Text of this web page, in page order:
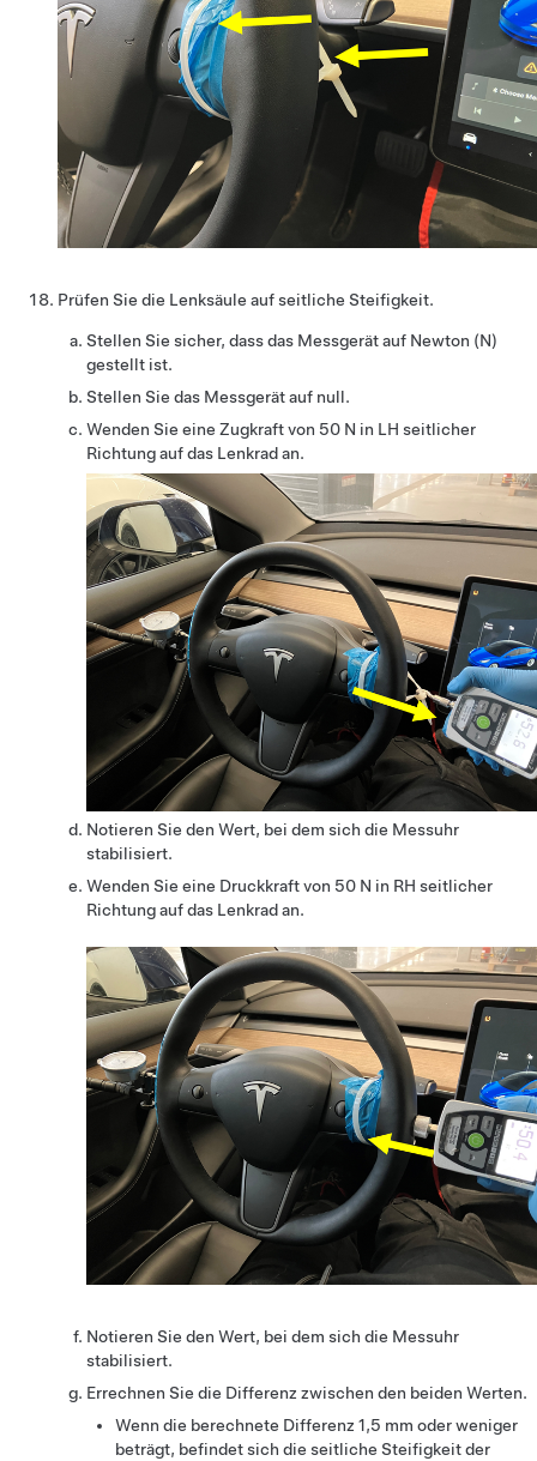
Prüfen Sie die Lenksäule auf seitliche Steifigkeit.
Stellen Sie sicher, dass das Messgerät auf Newton (N)
gestellt ist.
Stellen Sie das Messgerät auf null.
Wenden Sie eine Zugkraft von 50 N in LH seitlicher
Richtung auf das Lenkrad an.
Notieren Sie den Wert, bei dem sich die Messuhr
stabilisiert.
Wenden Sie eine Druckkraft von 50 N in RH seitlicher
Richtung auf das Lenkrad an.
Notieren Sie den Wert, bei dem sich die Messuhr
stabilisiert.
Errechnen Sie die Differenz zwischen den beiden Werten.
Wenn die berechnete Differenz 1,5 mm oder weniger
beträgt, befindet sich die seitliche Steifigkeit der